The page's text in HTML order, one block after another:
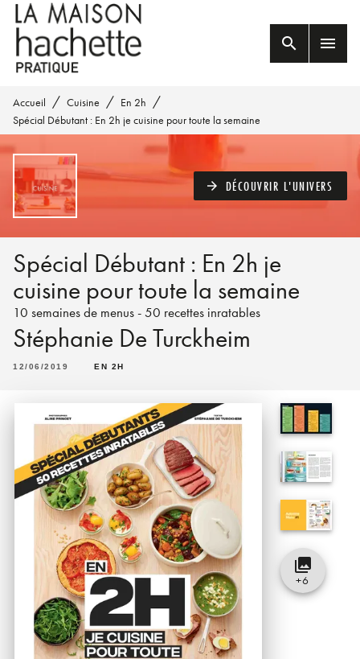
MENU RECHERCHE
PIED DE PAGE
search menu
Accueil / Cuisine / En 2h /
Spécial Débutant : En 2h je cuisine pour toute la semaine
arrow_forward DÉCOUVRIR L'UNIVERS
Spécial Débutant : En 2h je
cuisine pour toute la semaine
10 semaines de menus - 50 recettes inratables
Stéphanie De Turckheim
12/06/2019 EN 2H
collections
+6